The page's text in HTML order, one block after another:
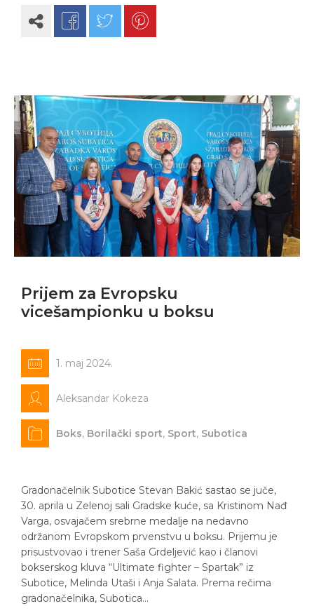
Prijem za Evropsku
vicešampionku u boksu
1. maj 2024.
Aleksandar Kokeza
Boks, Borilački sport, Sport, Subotica
Gradonačelnik Subotice Stevan Bakić sastao se juče,
30. aprila u Zelenoj sali Gradske kuće, sa Kristinom Nađ
Varga, osvajačem srebrne medalje na nedavno
održanom Evropskom prvenstvu u boksu. Prijemu je
prisustvovao i trener Saša Grdeljević kao i članovi
bokserskog kluva “Ultimate fighter – Spartak” iz
Subotice, Melinda Utaši i Anja Salata. Prema rečima
gradonačelnika, Subotica…